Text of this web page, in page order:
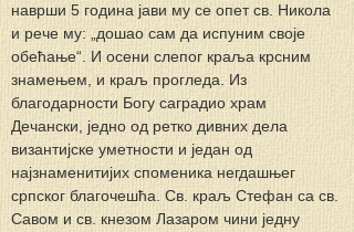
наврши 5 година јави му се опет св. Никола
и рече му: „дошао сам да испуним своје
обећање“. И осени слепог краља крсним
знамењем, и краљ прогледа. Из
благодарности Богу саградио храм
Дечански, једно од ретко дивних дела
византијске уметности и један од
најзнаменитијих споменика негдашњег
српског благочешћа. Св. краљ Стефан са св.
Савом и св. кнезом Лазаром чини једну